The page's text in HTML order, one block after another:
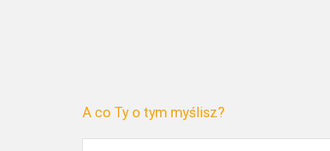
A co Ty o tym myślisz?